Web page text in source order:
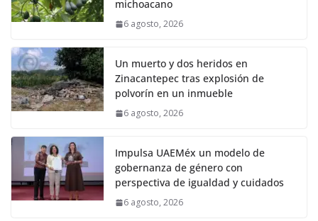
michoacano
6 agosto, 2026
Un muerto y dos heridos en
Zinacantepec tras explosión de
polvorín en un inmueble
6 agosto, 2026
Impulsa UAEMéx un modelo de
gobernanza de género con
perspectiva de igualdad y cuidados
6 agosto, 2026